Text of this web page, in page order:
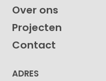
Over ons
Projecten
Contact
ADRES